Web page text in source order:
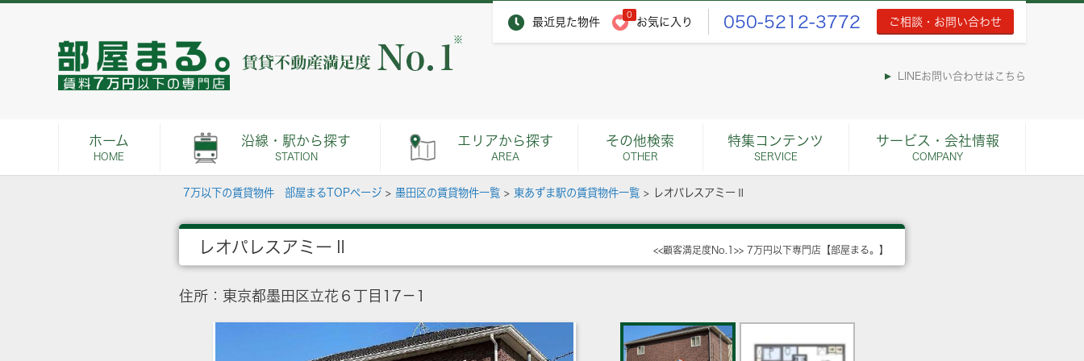
最近見た物件
0
お気に入り 050-5212-3772 ご相談・お問い合わせ
※
LINEお問い合わせはこちら
ホーム
HOME
沿線・駅から探す
STATION
エリアから探す
AREA
その他検索
OTHER
特集コンテンツ
SERVICE
サービス・会社情報
COMPANY
7万以下の賃貸物件 部屋まるTOPページ > 墨田区の賃貸物件一覧 > 東あずま駅の賃貸物件一覧 > レオパレスアミーⅡ
レオパレスアミーⅡ <<顧客満足度No.1>> 7万円以下専門店【部屋まる。】
住所：東京都墨田区立花６丁目17－1